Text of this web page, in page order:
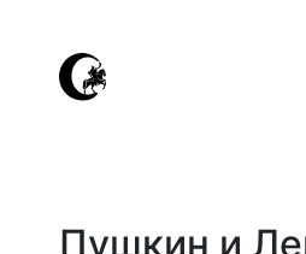
Пушкин и